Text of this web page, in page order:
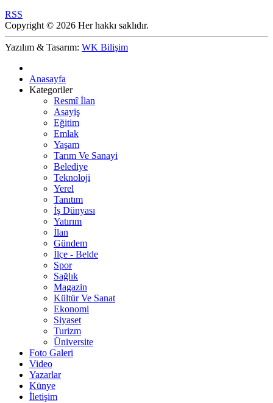
RSS
Copyright © 2026 Her hakkı saklıdır.
Yazılım & Tasarım: WK Bilişim
Anasayfa
Kategoriler
Resmî İlan
Asayiş
Eğitim
Emlak
Yaşam
Tarım Ve Sanayi
Belediye
Teknoloji
Yerel
Tanıtım
İş Dünyası
Yatırım
İlan
Gündem
İlçe - Belde
Spor
Sağlık
Magazin
Kültür Ve Sanat
Ekonomi
Siyaset
Turizm
Üniversite
Foto Galeri
Video
Yazarlar
Künye
İletişim